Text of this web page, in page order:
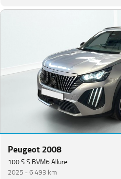
Peugeot 2008
100 S S BVM6 Allure
2025 -6 493 km